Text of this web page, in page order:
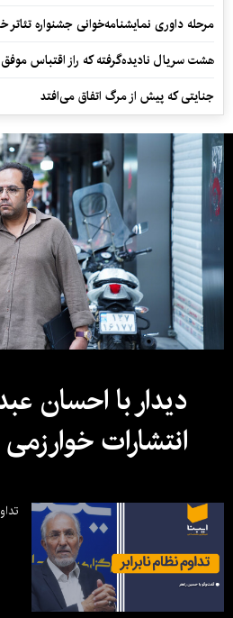
مرحله داوری نمایشنامه‌خوانی جشنواره
هشت سریال نادیده‌گرفته که راز اقتباس
جنایتی که پیش از مرگ اتفاق می‌افتد
دیدار با احسان
انتشارات خوارزمی